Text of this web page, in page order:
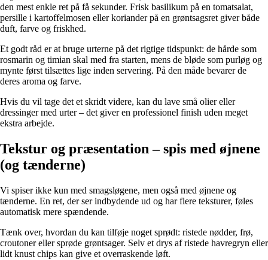
den mest enkle ret på få sekunder. Frisk basilikum på en tomatsalat,
persille i kartoffelmosen eller koriander på en grøntsagsret giver både
duft, farve og friskhed.
Et godt råd er at bruge urterne på det rigtige tidspunkt: de hårde som
rosmarin og timian skal med fra starten, mens de bløde som purløg og
mynte først tilsættes lige inden servering. På den måde bevarer de
deres aroma og farve.
Hvis du vil tage det et skridt videre, kan du lave små olier eller
dressinger med urter – det giver en professionel finish uden meget
ekstra arbejde.
Tekstur og præsentation – spis med øjnene
(og tænderne)
Vi spiser ikke kun med smagsløgene, men også med øjnene og
tænderne. En ret, der ser indbydende ud og har flere teksturer, føles
automatisk mere spændende.
Tænk over, hvordan du kan tilføje noget sprødt: ristede nødder, frø,
croutoner eller sprøde grøntsager. Selv et drys af ristede havregryn eller
lidt knust chips kan give et overraskende løft.